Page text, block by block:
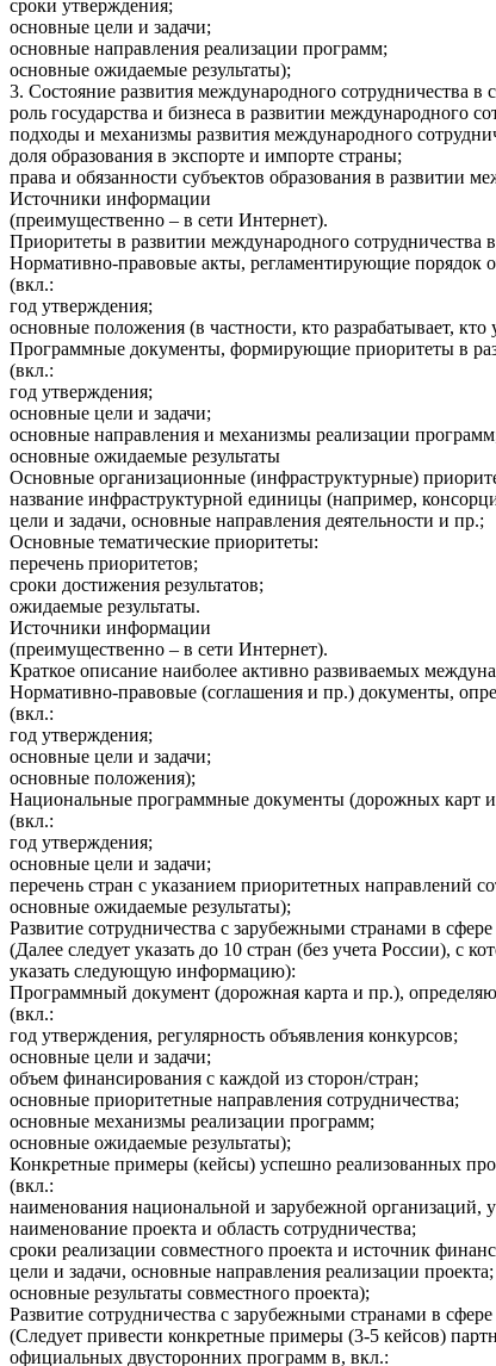
сроки утверждения;
основные цели и задачи;
основные направления реализации программ;
основные ожидаемые результаты);
3. Состояние развития международного сотрудничества в
роль государства и бизнеса в развитии международного
подходы и механизмы развития международного
доля образования в экспорте и импорте страны;
права и обязанности субъектов образования в развитии
Источники информации
(преимущественно – в сети Интернет).
Приоритеты в развитии международного сотрудничества
Нормативно-правовые акты, регламентирующие порядок
(вкл.:
год утверждения;
основные положения (в частности, кто разрабатывает, кто
Программные документы, формирующие приоритеты в
(вкл.:
год утверждения;
основные цели и задачи;
основные направления и механизмы реализации
основные ожидаемые результаты
Основные организационные (инфраструктурные)
название инфраструктурной единицы (например,
цели и задачи, основные направления деятельности и пр.;
Основные тематические приоритеты:
перечень приоритетов;
сроки достижения результатов;
ожидаемые результаты.
Источники информации
(преимущественно – в сети Интернет).
Краткое описание наиболее активно развиваемых
Нормативно-правовые (соглашения и пр.) документы,
(вкл.:
год утверждения;
основные цели и задачи;
основные положения);
Национальные программные документы (дорожных карт и
(вкл.:
год утверждения;
основные цели и задачи;
перечень стран с указанием приоритетных направлений
основные ожидаемые результаты);
Развитие сотрудничества с зарубежными странами в
(Далее следует указать до 10 стран (без учета России), с
указать следующую информацию):
Программный документ (дорожная карта и пр.),
(вкл.:
год утверждения, регулярность объявления конкурсов;
основные цели и задачи;
объем финансирования с каждой из сторон/стран;
основные приоритетные направления сотрудничества;
основные механизмы реализации программ;
основные ожидаемые результаты);
Конкретные примеры (кейсы) успешно реализованных
(вкл.:
наименования национальной и зарубежной организаций,
наименование проекта и область сотрудничества;
сроки реализации совместного проекта и источник
цели и задачи, основные направления реализации проекта;
основные результаты совместного проекта);
Развитие сотрудничества с зарубежными странами в
(Следует привести конкретные примеры (3-5 кейсов)
официальных двусторонних программ в, вкл.: